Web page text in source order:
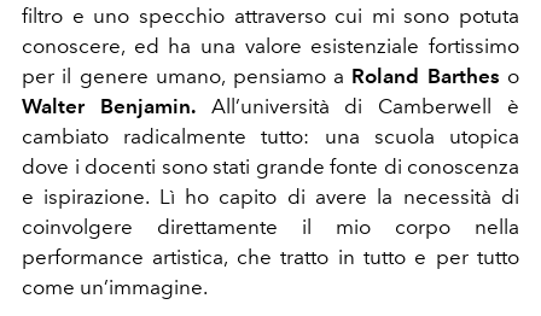
filtro e uno specchio attraverso cui mi sono potuta
conoscere, ed ha una valore esistenziale fortissimo
per il genere umano, pensiamo a Roland Barthes o
Walter Benjamin.All’università di Camberwell è
cambiato radicalmente tutto: una scuola utopica
dove i docenti sono stati grande fonte di conoscenza
e ispirazione. Lì ho capito di avere la necessità di
coinvolgere direttamente il mio corpo nella
performance artistica, che tratto in tutto e per tutto
come un’immagine.